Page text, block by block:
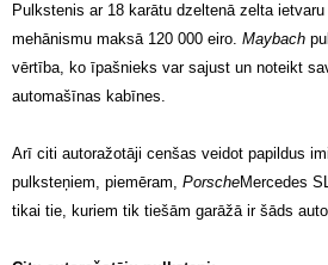
Pulkstenis ar 18 karātu dzeltenā zelta
mehānismu maksā 120 000 eiro. Maybach
vērtība, ko īpašnieks var sajust un noteikt
automašīnas kabīnes.
Arī citi autoražotāji cenšas veidot papildus
pulksteņiem, piemēram, PorscheMercedes
tikai tie, kuriem tik tiešām garāžā ir šāds